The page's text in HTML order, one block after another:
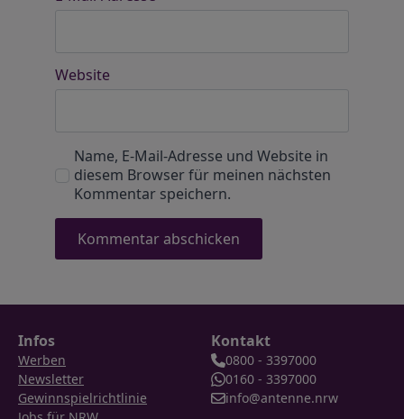
Website
Name, E-Mail-Adresse und Website in
diesem Browser für meinen nächsten
Kommentar speichern.
Infos
Werben
Newsletter
Gewinnspielrichtlinie
Kontakt
0800 - 3397000
0160 - 3397000
info@antenne.nrw